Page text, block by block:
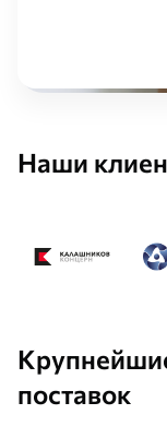
Наши
поставок